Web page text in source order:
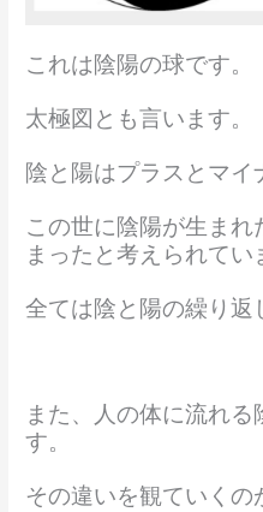
これは陰陽の球です。
太極図とも言います。
陰と陽はプラスとマイ
この世に陰陽が生ま
まったと考えられてい
全ては陰と陽の繰り返
また、人の体に流れる
す。
その違いを観ていくの